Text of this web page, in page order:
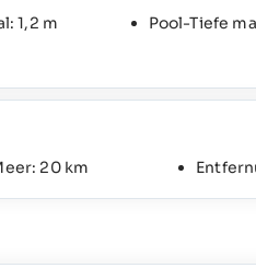
1,2 m
Pool-Tiefe
20 km